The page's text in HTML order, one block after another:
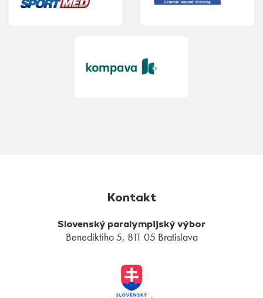
Kontakt
Slovenský paralympijský výbor
Benediktiho 5, 811 05 Bratislava